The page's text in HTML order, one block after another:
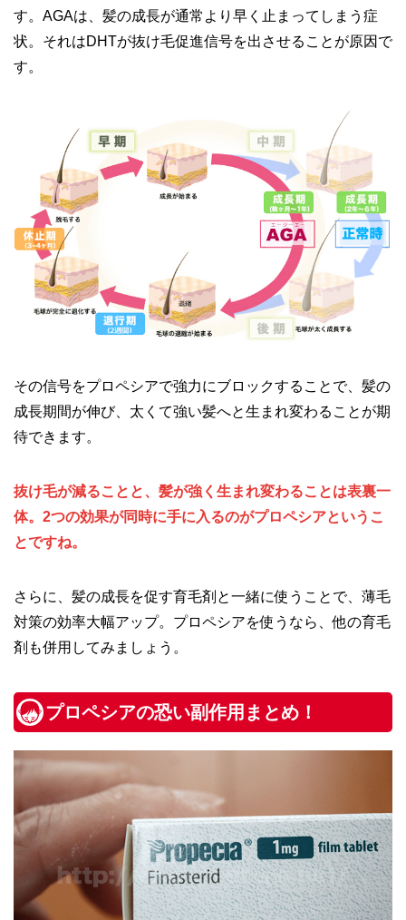
す。AGAは、髪の成長が通常より早く止まってしまう症
状。それはDHTが抜け毛促進信号を出させることが原因で
す。
その信号をプロペシアで強力にブロックすることで、髪の
成長期間が伸び、太くて強い髪へと生まれ変わることが期
待できます。
抜け毛が減ることと、髪が強く生まれ変わることは表裏一
体。2つの効果が同時に手に入るのがプロペシアというこ
とですね。
さらに、髪の成長を促す育毛剤と一緒に使うことで、薄毛
対策の効率大幅アップ。プロペシアを使うなら、他の育毛
剤も併用してみましょう。
プロペシアの恐い副作用まとめ！